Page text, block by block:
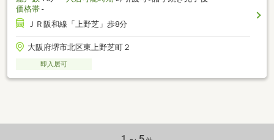
価格帯 -
ＪＲ阪和線「上野芝」歩8分
大阪府堺市北区東上野芝町２
即入居可